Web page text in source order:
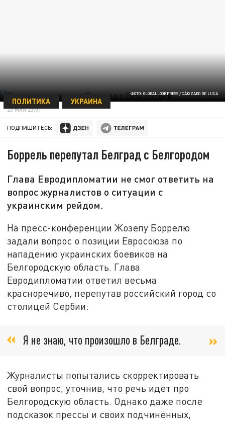
ФОТО: GLOBALLOOKPRESS / CÃ©ZARO DE LUCA
ПОЛИТИКА УКРАИНА
23 МАЯ 23:01
ПОДПИШИТЕСЬ:
Боррель перепутал Белград с Белгородом
Глава Евродипломатии не смог ответить на
вопрос журналистов о ситуации с
украинским рейдом.
На пресс-конференции Жозепу Боррелю
задали вопрос о позиции Евросоюза по
нападению украинских боевиков на
Белгородскую область. Глава
Евродипломатии ответил весьма
красноречиво, перепутав российский город со
столицей Сербии:
Я не знаю, что произошло в Белграде.
Журналисты попытались скорректировать
свой вопрос, уточнив, что речь идёт про
Белгородскую область. Однако даже после
подсказок прессы и своих подчинённых,